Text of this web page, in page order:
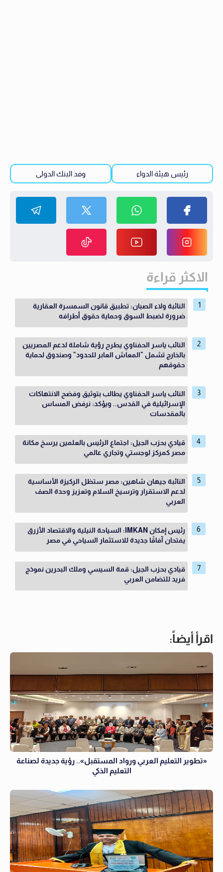
رئيس هيئة الدواء وفد البنك الدولى
الاكثر قراءة
النائبة ولاء الصبان: تطبيق قانون السمسرة العقارية
ضرورة لضبط السوق وحماية حقوق أطرافه
النائب ياسر الحفناوي يطرح رؤية شاملة لدعم المصريين
بالخارج تشمل "المعاش العابر للحدود" وصندوق لحماية
حقوقهم
النائب ياسر الحفناوي يطالب بتوثيق وفضح الانتهاكات
الإسرائيلية في القدس.. ويؤكد: نرفض المساس
بالمقدسات
قيادي بحزب الجيل: اجتماع الرئيس بالعلمين يرسخ مكانة
مصر كمركز لوجستي وتجاري عالمي
النائبة جيهان شاهين: مصر ستظل الركيزة الأساسية
لدعم الاستقرار وترسيخ السلام وتعزيز وحدة الصف
العربي
رئيس إمكان IMKAN: السياحة النيلية والاقتصاد الأزرق
يفتحان آفاقًا جديدة للاستثمار السياحي في مصر
قيادي بحزب الجيل: قمة السيسي وملك البحرين نموذج
فريد للتضامن العربي
اقرأ أيضاً:
«تطوير التعليم العربي ورواد المستقبل».. رؤية جديدة لصناعة
التعليم الذكي